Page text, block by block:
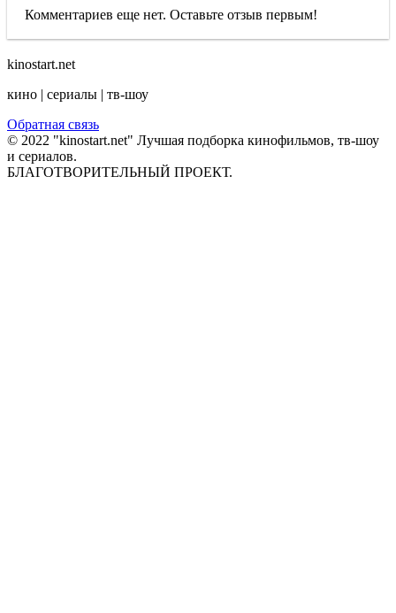
Комментариев еще нет. Оставьте отзыв первым!
kinostart.net
кино | сериалы | тв-шоу
Обратная связь
© 2022 "kinostart.net" Лучшая подборка кинофильмов, тв-шоу
и сериалов.
БЛАГОТВОРИТЕЛЬНЫЙ ПРОЕКТ.